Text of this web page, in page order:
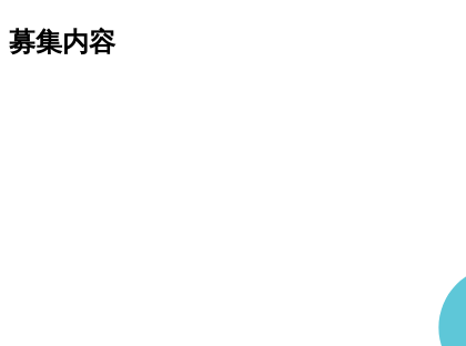
募集内容